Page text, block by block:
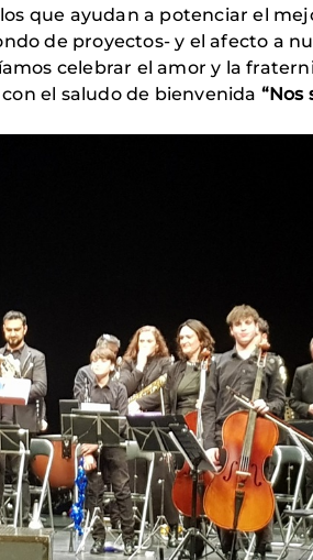
que ayudan a potenciar el
de proyectos- y el afecto a
celebrar el amor y la
el saludo de bienvenida “Nos